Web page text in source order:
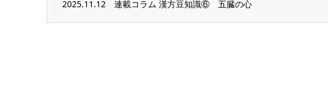
2025.11.12 連載コラム 漢方豆知識⑥ 五臓の心